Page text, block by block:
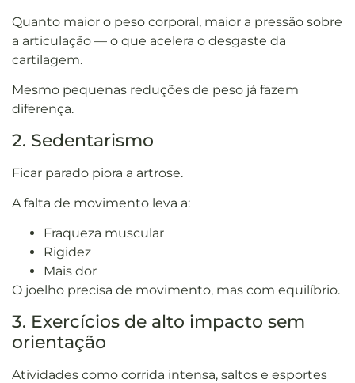
Quanto maior o peso corporal, maior a pressão sobre
a articulação — o que acelera o desgaste da
cartilagem.
Mesmo pequenas reduções de peso já fazem
diferença.
2. Sedentarismo
Ficar parado piora a artrose.
A falta de movimento leva a:
Fraqueza muscular
Rigidez
Mais dor
O joelho precisa de movimento, mas com equilíbrio.
3. Exercícios de alto impacto sem
orientação
Atividades como corrida intensa, saltos e esportes